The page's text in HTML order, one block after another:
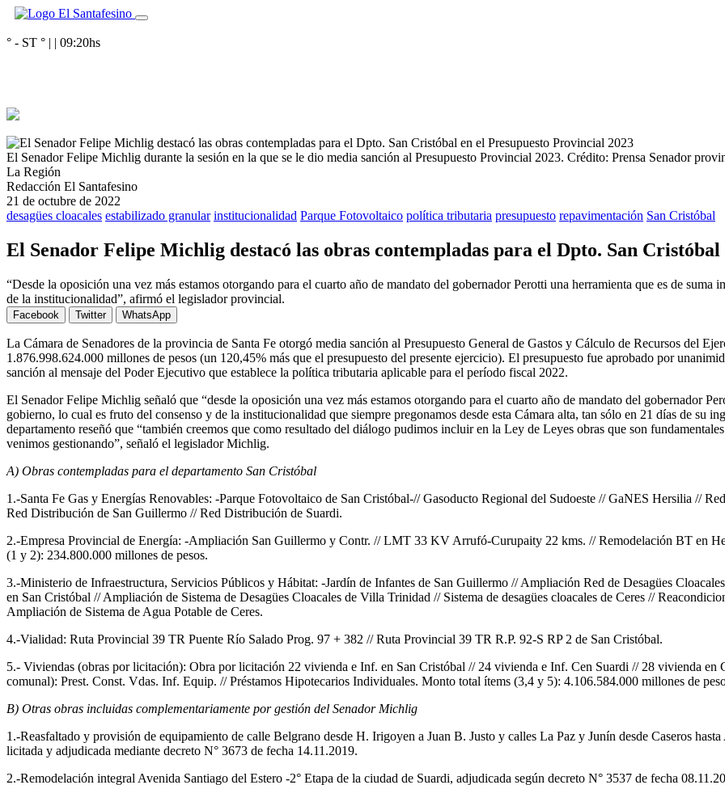
° - ST ° | | 09:20hs
El Senador Felipe Michlig durante la sesión en la que se le dio media sanción al Presupuesto Provincial 2023. Crédito: Prensa Senador
La Región
Redacción El Santafesino
21 de octubre de 2022
desagües cloacales estabilizado granular institucionalidad Parque Fotovoltaico política tributaria presupuesto repavimentación San Cristóbal
El Senador Felipe Michlig destacó las obras contempladas para el Dpto. San
“Desde la oposición una vez más estamos otorgando para el cuarto año de mandato del gobernador Perotti una herramienta que es de
de la institucionalidad”, afirmó el legislador provincial.
Facebook Twitter WhatsApp
La Cámara de Senadores de la provincia de Santa Fe otorgó media sanción al Presupuesto General de Gastos y Cálculo de Recursos del
1.876.998.624.000 millones de pesos (un 120,45% más que el presupuesto del presente ejercicio). El presupuesto fue aprobado por
sanción al mensaje del Poder Ejecutivo que establece la política tributaria aplicable para el período fiscal 2022.
El Senador Felipe Michlig señaló que “desde la oposición una vez más estamos otorgando para el cuarto año de mandato del gobernador
gobierno, lo cual es fruto del consenso y de la institucionalidad que siempre pregonamos desde esta Cámara alta, tan sólo en 21 días de su
departamento reseñó que “también creemos que como resultado del diálogo pudimos incluir en la Ley de Leyes obras que son
venimos gestionando”, señaló el legislador Michlig.
A) Obras contempladas para el departamento San Cristóbal
1.-Santa Fe Gas y Energías Renovables: -Parque Fotovoltaico de San Cristóbal-// Gasoducto Regional del Sudoeste // GaNES Hersilia //
Red Distribución de San Guillermo // Red Distribución de Suardi.
2.-Empresa Provincial de Energía: -Ampliación San Guillermo y Contr. // LMT 33 KV Arrufó-Curupaity 22 kms. // Remodelación BT en
(1 y 2): 234.800.000 millones de pesos.
3.-Ministerio de Infraestructura, Servicios Públicos y Hábitat: -Jardín de Infantes de San Guillermo // Ampliación Red de Desagües
en San Cristóbal // Ampliación de Sistema de Desagües Cloacales de Villa Trinidad // Sistema de desagües cloacales de Ceres //
Ampliación de Sistema de Agua Potable de Ceres.
4.-Vialidad: Ruta Provincial 39 TR Puente Río Salado Prog. 97 + 382 // Ruta Provincial 39 TR R.P. 92-S RP 2 de San Cristóbal.
5.- Viviendas (obras por licitación): Obra por licitación 22 vivienda e Inf. en San Cristóbal // 24 vivienda e Inf. Cen Suardi // 28 vivienda en
comunal): Prest. Const. Vdas. Inf. Equip. // Préstamos Hipotecarios Individuales. Monto total ítems (3,4 y 5): 4.106.584.000 millones de
B) Otras obras incluidas complementariamente por gestión del Senador Michlig
1.-Reasfaltado y provisión de equipamiento de calle Belgrano desde H. Irigoyen a Juan B. Justo y calles La Paz y Junín desde Caseros
licitada y adjudicada mediante decreto N° 3673 de fecha 14.11.2019.
2.-Remodelación integral Avenida Santiago del Estero -2° Etapa de la ciudad de Suardi, adjudicada según decreto N° 3537 de fecha